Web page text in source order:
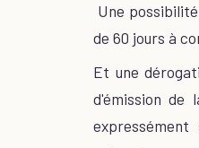
Une
de 60 jours à
Et une
d'émission